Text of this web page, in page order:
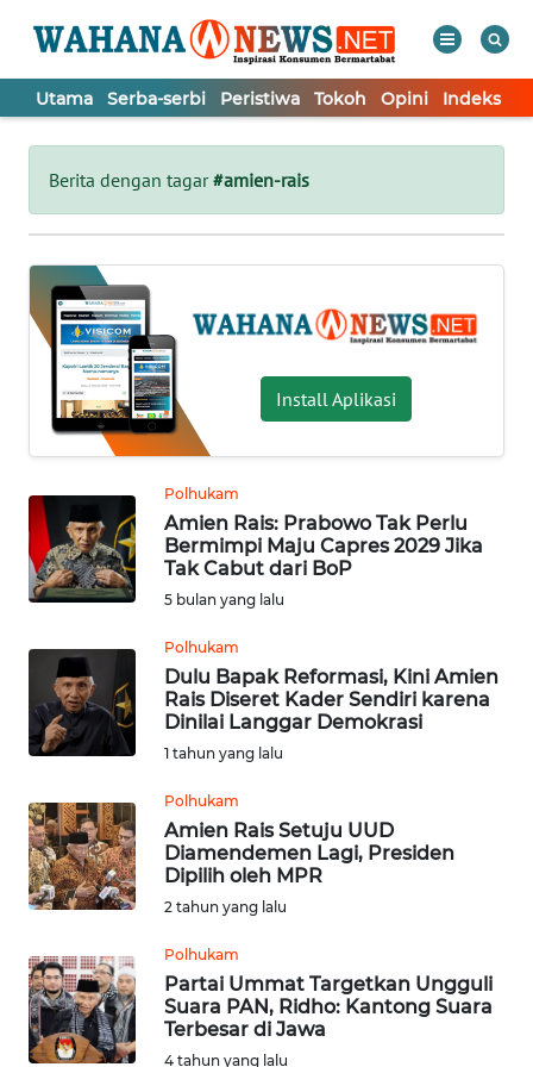
Utama Serba-serbi Peristiwa Tokoh Opini Indeks
Berita dengan tagar#amien-rais
Install Aplikasi
Polhukam
Amien Rais: Prabowo Tak Perlu
Bermimpi Maju Capres 2029 Jika
Tak Cabut dari BoP
5 bulan yang lalu
Polhukam
Dulu Bapak Reformasi, Kini Amien
Rais Diseret Kader Sendiri karena
Dinilai Langgar Demokrasi
1 tahun yang lalu
Polhukam
Amien Rais Setuju UUD
Diamendemen Lagi, Presiden
Dipilih oleh MPR
2 tahun yang lalu
Polhukam
Partai Ummat Targetkan Ungguli
Suara PAN, Ridho: Kantong Suara
Terbesar di Jawa
4 tahun yang lalu
Tutup
UTAMA
SERBA-
SERBI
PERISTIWA
TOKOH
OPINI
Informasi
INDEKS
BERITA
KONTAK
KAMI
INFO
IKLAN
TENTANG
PEDOMAN
MEDIA
SIBER